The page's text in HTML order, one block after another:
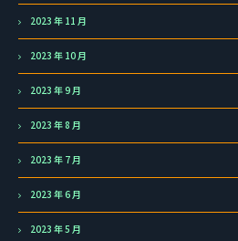
2023 年 11 月
2023 年 10 月
2023 年 9 月
2023 年 8 月
2023 年 7 月
2023 年 6 月
2023 年 5 月